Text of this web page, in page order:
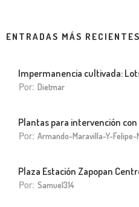
ENTRADAS MÁS RECIENTES
Impermanencia cultivada:
Por: Dietmar
Plantas para intervención
Por: Armando-Maravilla-Y-Felipe-
Plaza Estación Zapopan
Por: Samuel314